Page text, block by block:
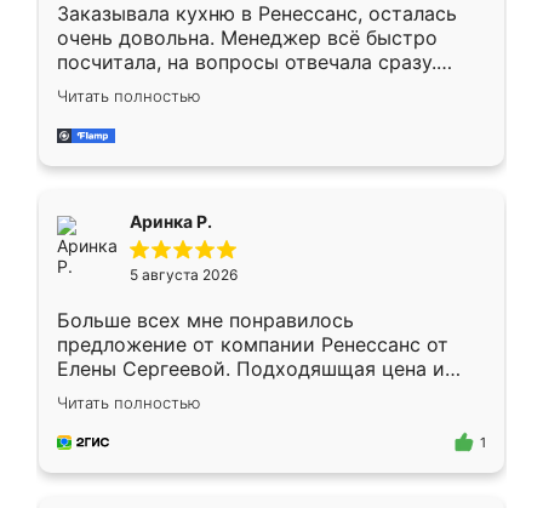
Заказывала кухню в Ренессанс, осталась
очень довольна. Менеджер всё быстро
посчитала, на вопросы отвечала сразу.
Замерщик приехал в субботу, подошёл к
делу со всей ответственностью. Собрали
за день, ребята работали аккуратно, даже
Читать полностью
Аринка Р.
5 августа 2026
Больше всех мне понравилось
предложение от компании Ренессанс от
Елены Сергеевой. Подходяшщая цена и
короткие сроки изготовления. Приехавший
для замера сотрудник Владислав
предложил по моему эскизу самый
Читать полностью
1